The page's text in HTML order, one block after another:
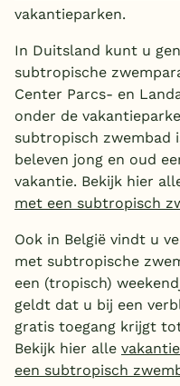
vakantieparken.
In Duitsland kunt u
subtropische
Center Parcs- en
onder de
subtropisch zwembad
beleven jong en oud
vakantie. Bekijk hier
met een subtropisch
Ook in België vindt u
met subtropische
een (tropisch)
geldt dat u bij een
gratis toegang krijgt
Bekijk hier alle
een subtropisch